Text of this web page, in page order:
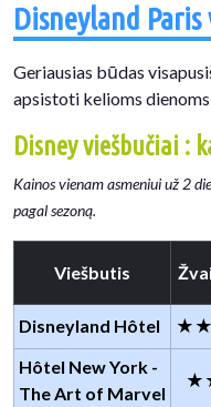
Disneyland
Geriausias būdas
apsistoti kelioms
Disney viešbučiai :
Kainos vienam asmeniui už 2
pagal sezoną.
Viešbutis
Disneyland Hôtel
Hôtel New York -
The Art of Marvel